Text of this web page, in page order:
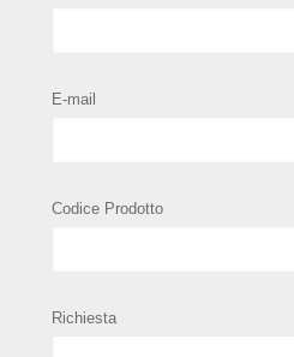
E-mail
Codice Prodotto
Richiesta